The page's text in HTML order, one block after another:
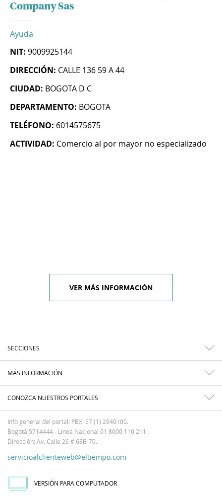
Company Sas
Ayuda
NIT: 9009925144
DIRECCIÓN: CALLE 136 59 A 44
CIUDAD: BOGOTA D C
DEPARTAMENTO: BOGOTA
TELÉFONO: 6014575675
ACTIVIDAD: Comercio al por mayor no especializado
VER MÁS INFORMACIÓN
SECCIONES
MÁS INFORMACIÓN
CONOZCA NUESTROS PORTALES
Info general del portal: PBX: 57 (1) 2940100.
Bogotá 5714444 - Línea Nacional 01 8000 110 211.
Dirección: Av. Calle 26 # 68B-70.
servicioalclienteweb@eltiempo.com
VERSIÓN PARA COMPUTADOR